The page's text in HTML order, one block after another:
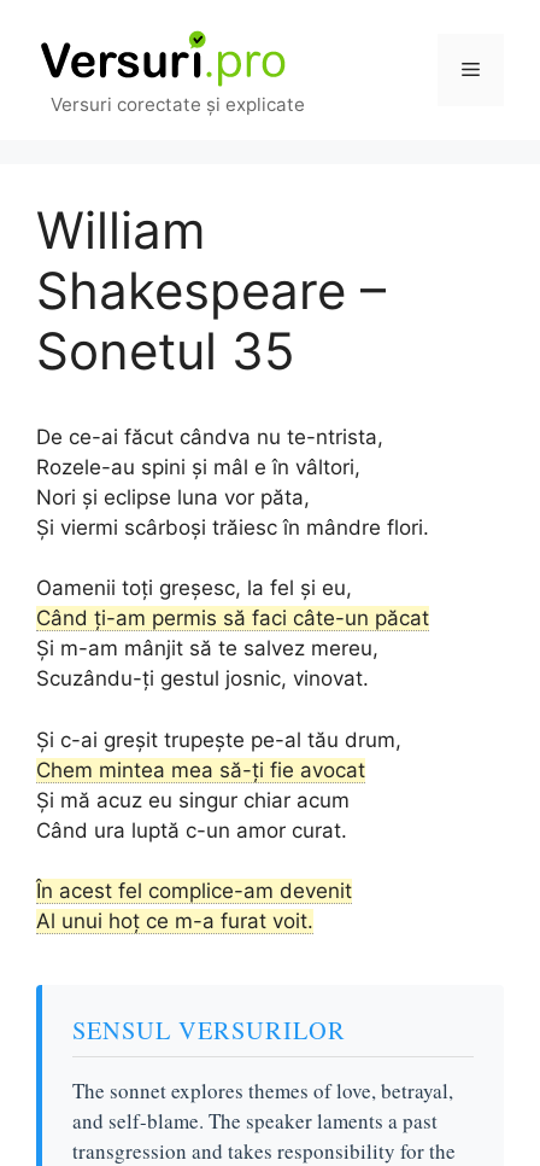
conținut
Versuri corectate și explicate
Meniu
William
Shakespeare –
Sonetul 35
De ce-ai făcut cândva nu te-ntrista,
Rozele-au spini şi mâl e în vâltori,
Nori şi eclipse luna vor păta,
Şi viermi scârboşi trăiesc în mândre flori.
Oamenii toţi greşesc, la fel şi eu,
Când ţi-am permis să faci câte-un păcat
Şi m-am mânjit să te salvez mereu,
Scuzându-ţi gestul josnic, vinovat.
Şi c-ai greşit trupeşte pe-al tău drum,
Chem mintea mea să-ţi fie avocat
Şi mă acuz eu singur chiar acum
Când ura luptă c-un amor curat.
În acest fel complice-am devenit
Al unui hoţ ce m-a furat voit.
SENSUL VERSURILOR
The sonnet explores themes of love, betrayal,
and self-blame. The speaker laments a past
transgression and takes responsibility for the